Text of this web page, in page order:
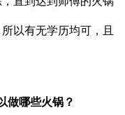
以有无学历均可，且
做哪些火锅？